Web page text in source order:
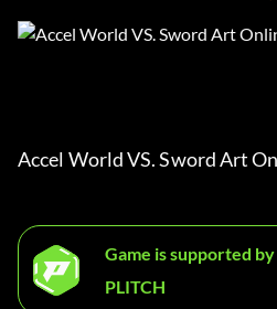
Accel World VS. Sword Art
Game is supported by
PLITCH